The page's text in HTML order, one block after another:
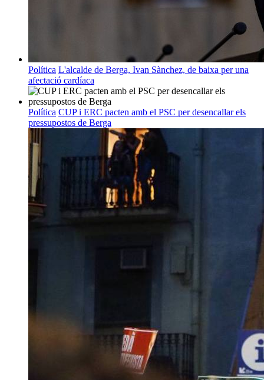
Política L'alcalde de Berga, Ivan Sànchez, de baixa per una
afectació cardíaca
Política CUP i ERC pacten amb el PSC per desencallar els
pressupostos de Berga